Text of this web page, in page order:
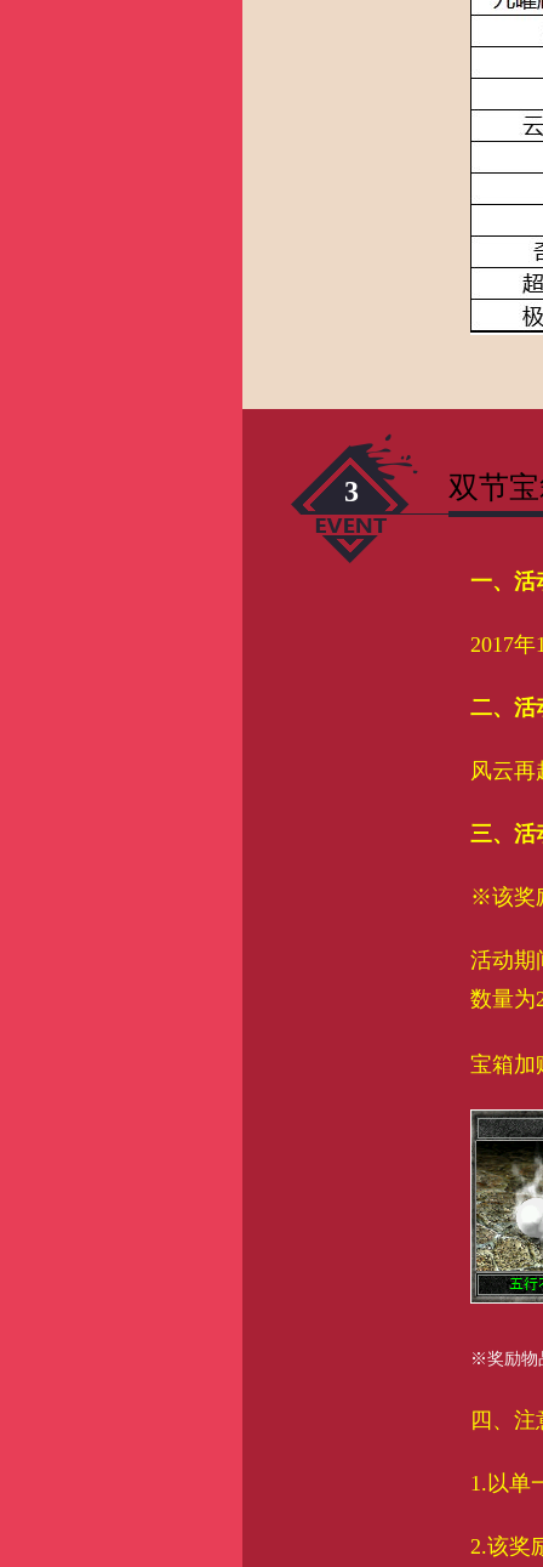
3 双节
一、活
2017年
二、活
风云
三、活
※该奖
活动期
数量为
宝箱加
※奖励物
四、注
1.以单
2.该奖